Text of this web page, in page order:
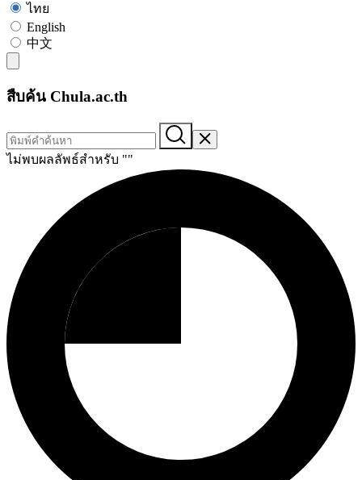
ไทย
English
中文
สืบค้น Chula.ac.th
ไม่พบผลลัพธ์สำหรับ ""